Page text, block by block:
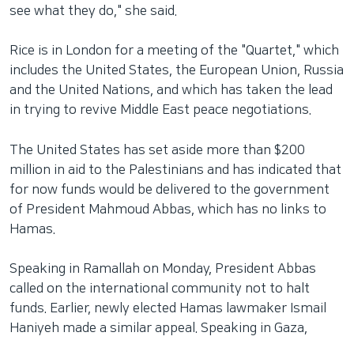
see what they do," she said.
Rice is in London for a meeting of the "Quartet," which
includes the United States, the European Union, Russia
and the United Nations, and which has taken the lead
in trying to revive Middle East peace negotiations.
The United States has set aside more than $200
million in aid to the Palestinians and has indicated that
for now funds would be delivered to the government
of President Mahmoud Abbas, which has no links to
Hamas.
Speaking in Ramallah on Monday, President Abbas
called on the international community not to halt
funds. Earlier, newly elected Hamas lawmaker Ismail
Haniyeh made a similar appeal. Speaking in Gaza,